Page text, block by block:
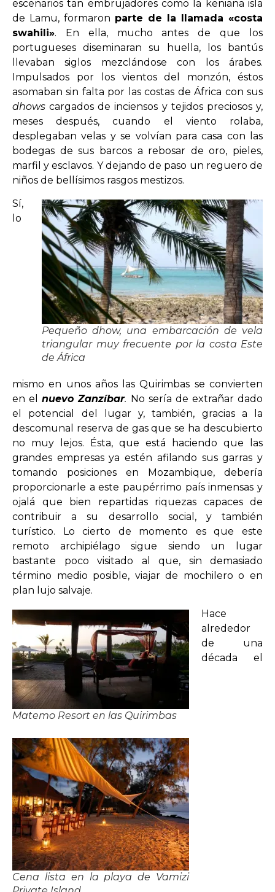
escenarios tan embrujadores como la keniana isla
de Lamu, formaron parte de la llamada «costa
swahili». En ella, mucho antes de que los
portugueses diseminaran su huella, los bantús
llevaban siglos mezclándose con los árabes.
Impulsados por los vientos del monzón, éstos
asomaban sin falta por las costas de África con sus
dhowscargados de inciensos y tejidos preciosos y,
meses después, cuando el viento rolaba,
desplegaban velas y se volvían para casa con las
bodegas de sus barcos a rebosar de oro, pieles,
marfil y esclavos. Y dejando de paso un reguero de
niños de bellísimos rasgos mestizos.
Pequeño dhow, una embarcación de vela
triangular muy frecuente por la costa Este
de África
Sí,
lo
mismo en unos años las Quirimbas se convierten
en elnuevo Zanzíbar. No sería de extrañar dado
el potencial del lugar y, también, gracias a la
descomunal reserva de gas que se ha descubierto
no muy lejos. Ésta, que está haciendo que las
grandes empresas ya estén afilando sus garras y
tomando posiciones en Mozambique, debería
proporcionarle a este paupérrimo país inmensas y
ojalá que bien repartidas riquezas capaces de
contribuir a su desarrollo social, y también
turístico. Lo cierto de momento es que este
remoto archipiélago sigue siendo un lugar
bastante poco visitado al que, sin demasiado
término medio posible, viajar de mochilero o en
plan lujo salvaje.
Matemo Resort en las Quirimbas
Cena lista en la playa de Vamizi
Hace
alrededor
de una
década el